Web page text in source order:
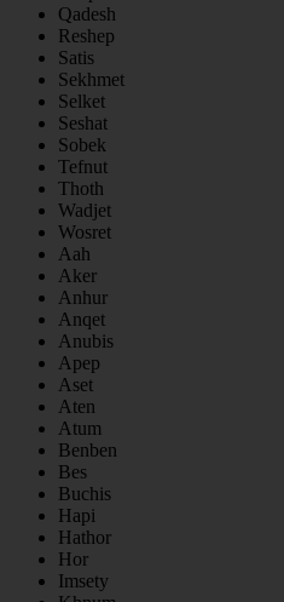
Qadesh
Reshep
Satis
Sekhmet
Selket
Seshat
Sobek
Tefnut
Thoth
Wadjet
Wosret
Aah
Aker
Anhur
Anqet
Anubis
Apep
Aset
Aten
Atum
Benben
Bes
Buchis
Hapi
Hathor
Hor
Imsety